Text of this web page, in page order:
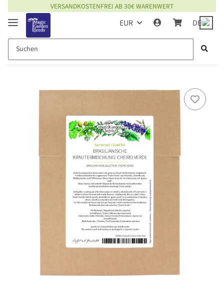
VERSANDKOSTENFREI AB 30€ WARENWERT
EUR DE